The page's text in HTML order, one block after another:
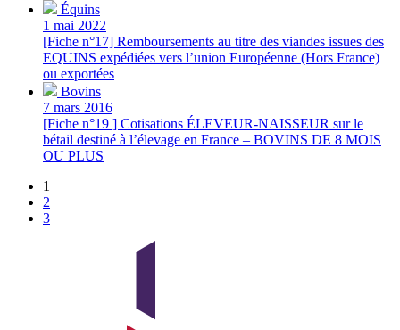
Équins
1 mai 2022
[Fiche n°17] Remboursements au titre des viandes issues des
EQUINS expédiées vers l’union Européenne (Hors France)
ou exportées
Bovins
7 mars 2016
[Fiche n°19 ] Cotisations ÉLEVEUR-NAISSEUR sur le
bétail destiné à l’élevage en France – BOVINS DE 8 MOIS
OU PLUS
1
2
3